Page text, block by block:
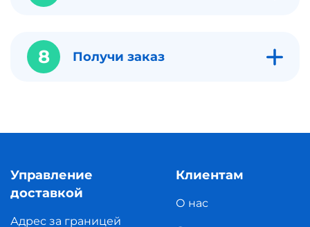
8 Получи заказ
Управление
доставкой
Адрес за границей
Клиентам
О нас